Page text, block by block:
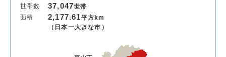
世帯数
37,047世帯
面積
2,177.61平方km
（日本一大きな市）